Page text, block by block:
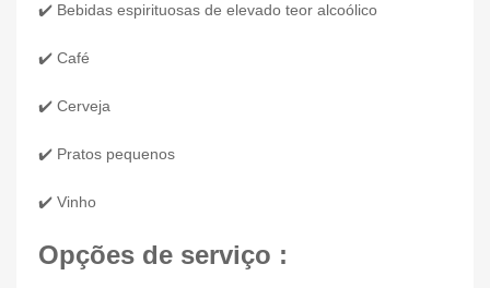
✔️ Bebidas espirituosas de elevado teor alcoólico
✔️ Café
✔️ Cerveja
✔️ Pratos pequenos
✔️ Vinho
Opções de serviço :